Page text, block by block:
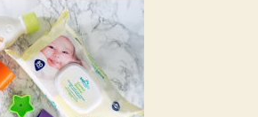
Babypflege
Produkte
Favoriten